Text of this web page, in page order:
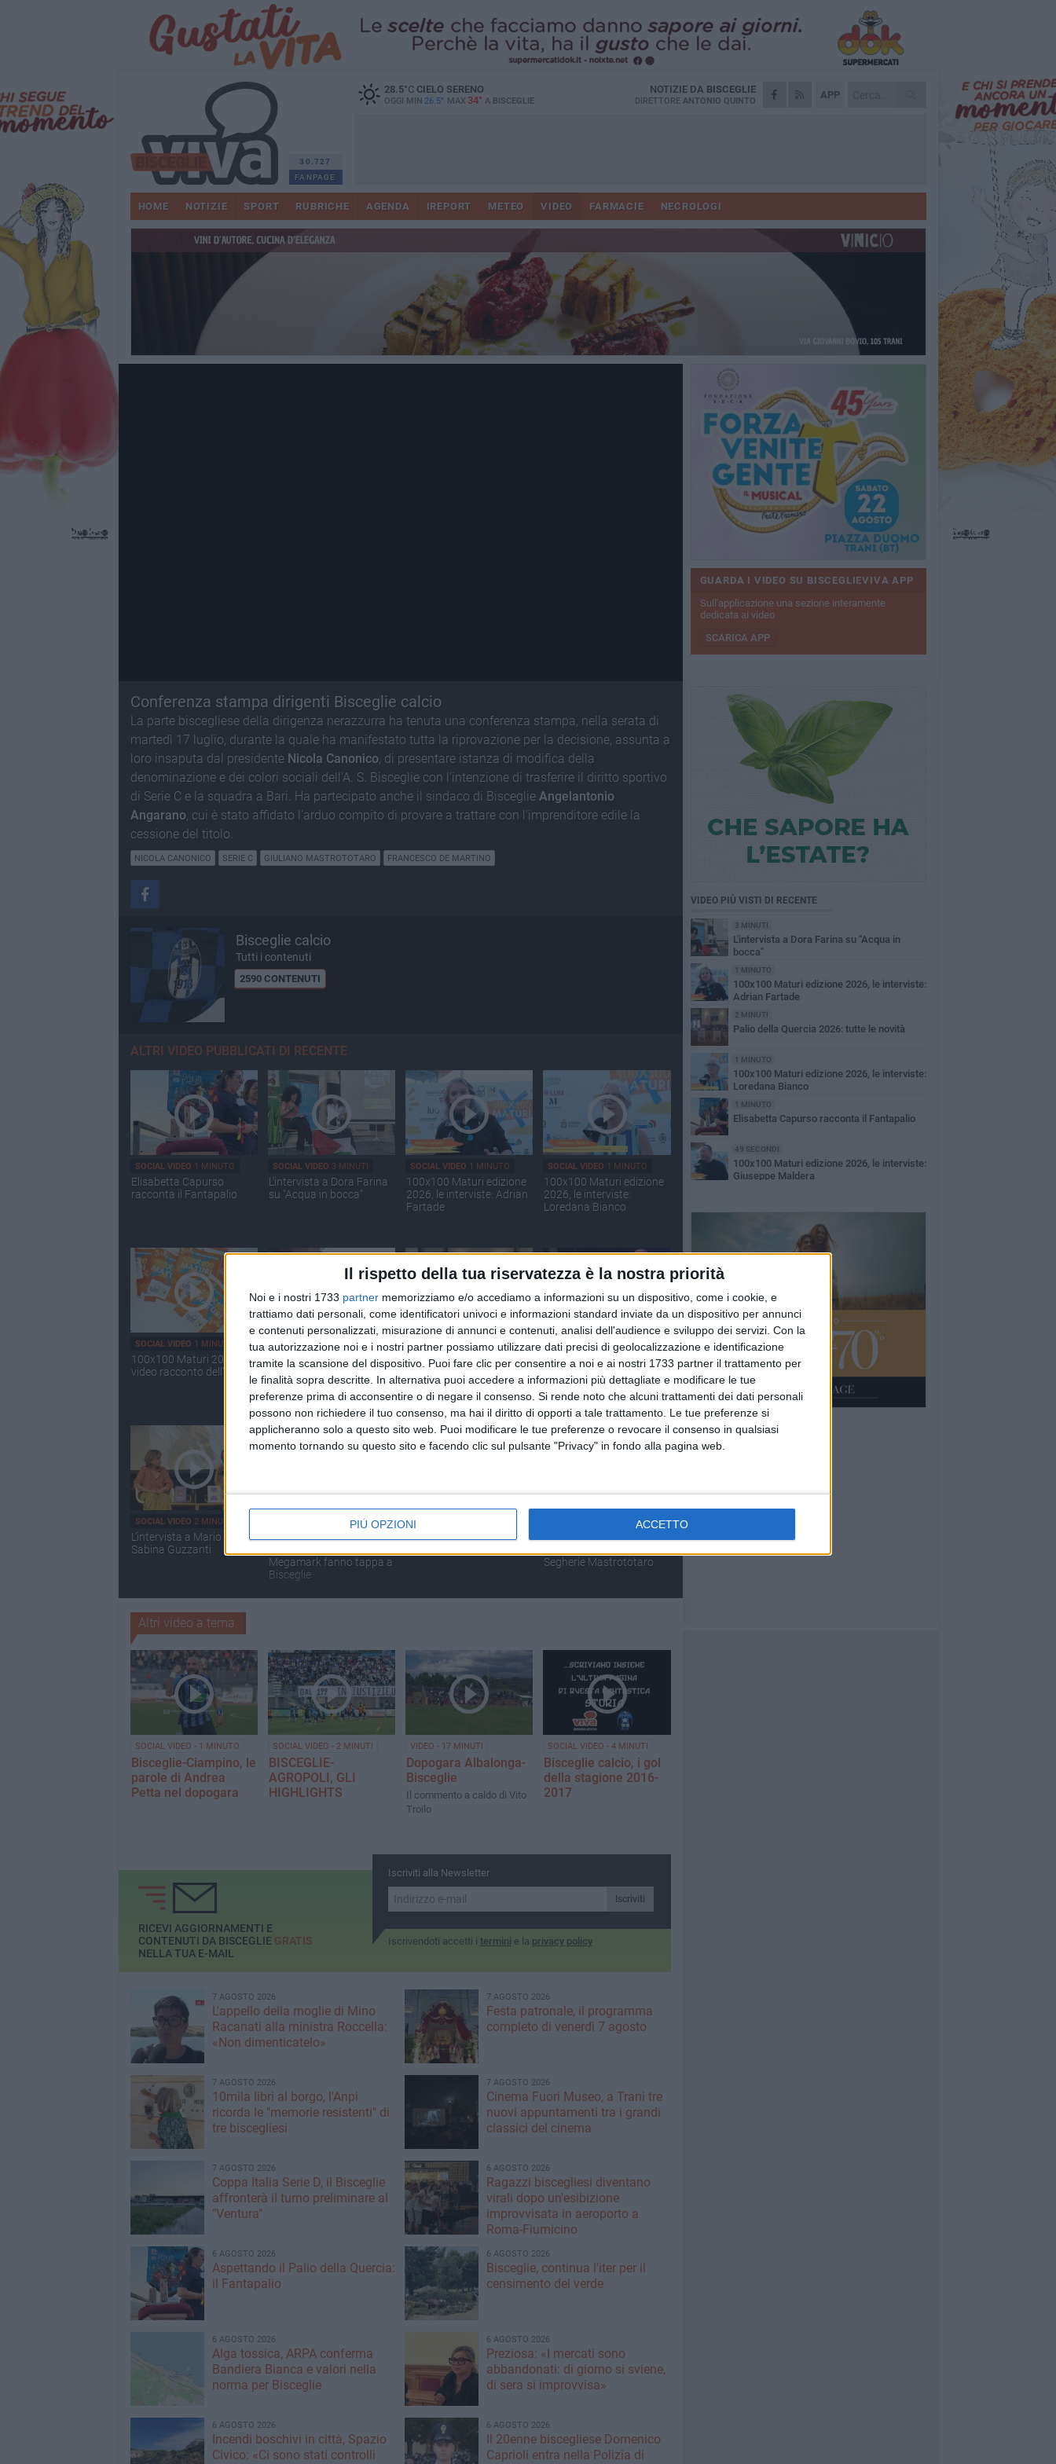
Il rispetto della tua riservatezza è la nostra priorità
Noi e i nostri 1733 partner memorizziamo e/o accediamo a informazioni su un dispositivo, come i cookie, e
trattiamo dati personali, come identificatori univoci e informazioni standard inviate da un dispositivo per annunci
e contenuti personalizzati, misurazione di annunci e contenuti, analisi dell'audience e sviluppo dei servizi. Con la
tua autorizzazione noi e i nostri partner possiamo utilizzare dati precisi di geolocalizzazione e identificazione
tramite la scansione del dispositivo. Puoi fare clic per consentire a noi e ai nostri 1733 partner il trattamento per
le finalità sopra descritte. In alternativa puoi accedere a informazioni più dettagliate e modificare le tue
preferenze prima di acconsentire o di negare il consenso. Si rende noto che alcuni trattamenti dei dati personali
possono non richiedere il tuo consenso, ma hai il diritto di opporti a tale trattamento. Le tue preferenze si
applicheranno solo a questo sito web. Puoi modificare le tue preferenze o revocare il consenso in qualsiasi
momento tornando su questo sito e facendo clic sul pulsante "Privacy" in fondo alla pagina web.
PIÙ OPZIONI ACCETTO
30.727
FANPAGE
28.5°CCIELO SERENO
OGGI MIN 26.5° MAX 34° A BISCEGLIE
APP
NOTIZIE DA BISCEGLIE
DIRETTORE ANTONIO QUINTO
HOME NOTIZIE SPORT RUBRICHE AGENDA IREPORT METEO VIDEO FARMACIE NECROLOGI
Conferenza stampa dirigenti Bisceglie calcio
La parte biscegliese della dirigenza nerazzurra ha tenuta una conferenza stampa, nella serata di
martedì 17 luglio, durante la quale ha manifestato tutta la riprovazione per la decisione, assunta a
loro insaputa dal presidente Nicola Canonico, di presentare istanza di modifica della
denominazione e dei colori sociali dell'A. S. Bisceglie con l'intenzione di trasferire il diritto sportivo
di Serie C e la squadra a Bari. Ha partecipato anche il sindaco di Bisceglie Angelantonio
Angarano, cui è stato affidato l'arduo compito di provare a trattare con l'imprenditore edile la
cessione del titolo.
NICOLA CANONICO SERIE C GIULIANO MASTROTOTARO FRANCESCO DE MARTINO
Bisceglie calcio
Tutti i contenuti
2590 CONTENUTI
ALTRI VIDEO PUBBLICATI DI RECENTE
SOCIAL VIDEO 1 MINUTO
Elisabetta Capurso
racconta il Fantapalio
SOCIAL VIDEO 3 MINUTI
L'intervista a Dora Farina
su "Acqua in bocca"
SOCIAL VIDEO 1 MINUTO
100x100 Maturi edizione
2026, le interviste: Adrian
Fartade
SOCIAL VIDEO 1 MINUTO
100x100 Maturi edizione
2026, le interviste:
Loredana Bianco
SOCIAL VIDEO 1 MINUTO
100x100 Maturi 2026: il
video racconto dell'evento
SOCIAL VIDEO49 SECONDI
100x100 Maturi edizione
Giuseppe Maldera
SOCIAL VIDEO2 MINUTI
Palio della Quercia 2026:
SOCIAL VIDEO2 MINUTI
L'intervista a Stefano
SOCIAL VIDEO 2 MINUTI
L'intervista a Mario Tozzi e
Sabina Guzzanti
2 MINUTI
Rassegna 42Gradi, i
Megamark fanno tappa a
Bisceglie
SOCIAL VIDEO
Festa della Bandiera Blu:
2 MINUTI
Segherie Mastrototaro
Altri video a tema
SOCIAL VIDEO - 1 MINUTO
Bisceglie-Ciampino, le
parole di Andrea
Petta nel dopogara
SOCIAL VIDEO - 2 MINUTI
BISCEGLIE-
AGROPOLI, GLI
HIGHLIGHTS
VIDEO - 17 MINUTI
Dopogara Albalonga-
Bisceglie
Il commento a caldo di Vito
Troilo
SOCIAL VIDEO - 4 MINUTI
Bisceglie calcio, i gol
della stagione 2016-
2017
Iscriviti alla Newsletter
Iscriviti
Iscrivendoti accetti i termini e la privacy policy
RICEVI AGGIORNAMENTI E
CONTENUTI DA BISCEGLIE GRATIS
NELLA TUA E-MAIL
7 AGOSTO 2026
L'appello della moglie di Mino
Racanati alla ministra Roccella:
«Non dimenticatelo»
7 AGOSTO 2026
Festa patronale, il programma
completo di venerdì 7 agosto
7 AGOSTO 2026
10mila libri al borgo, l'Anpi
ricorda le "memorie resistenti" di
tre biscegliesi
7 AGOSTO 2026
Cinema Fuori Museo, a Trani tre
nuovi appuntamenti tra i grandi
classici del cinema
7 AGOSTO 2026
Coppa Italia Serie D, il Bisceglie
affronterà il turno preliminare al
"Ventura"
6 AGOSTO 2026
Ragazzi biscegliesi diventano
virali dopo un'esibizione
improvvisata in aeroporto a
Roma-Fiumicino
6 AGOSTO 2026
Aspettando il Palio della Quercia:
il Fantapalio
6 AGOSTO 2026
Bisceglie, continua l'iter per il
censimento del verde
6 AGOSTO 2026
Alga tossica, ARPA conferma
Bandiera Bianca e valori nella
norma per Bisceglie
6 AGOSTO 2026
Preziosa: «I mercati sono
abbandonati: di giorno si sviene,
di sera si improvvisa»
6 AGOSTO 2026
Incendi boschivi in città, Spazio
Civico: «Ci sono stati controlli
6 AGOSTO 2026
Il 20enne biscegliese Domenico
Caprioli entra nella Polizia di
GUARDA I VIDEO SU BISCEGLIEVIVA APP
Sull'applicazione una sezione interamente
dedicata ai video
SCARICA APP
VIDEO PIÙ VISTI DI RECENTE
3 MINUTI
L'intervista a Dora Farina su "Acqua in
bocca"
1 MINUTO
100x100 Maturi edizione 2026, le interviste:
Adrian Fartade
2 MINUTI
Palio della Quercia 2026: tutte le novità
1 MINUTO
100x100 Maturi edizione 2026, le interviste:
Loredana Bianco
1 MINUTO
Elisabetta Capurso racconta il Fantapalio
49 SECONDI
100x100 Maturi edizione 2026, le interviste:
Giuseppe Maldera